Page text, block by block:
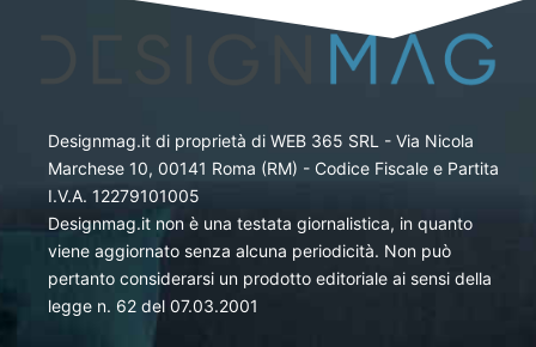
Designmag.it di proprietà di WEB 365 SRL - Via Nicola
Marchese 10, 00141 Roma (RM) - Codice Fiscale e Partita
I.V.A. 12279101005
Designmag.it non è una testata giornalistica, in quanto
viene aggiornato senza alcuna periodicità. Non può
pertanto considerarsi un prodotto editoriale ai sensi della
legge n. 62 del 07.03.2001